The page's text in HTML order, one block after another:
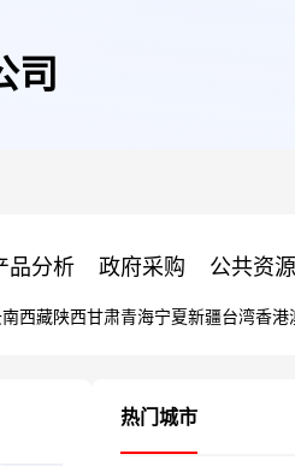
司
品分析 政府采购 公共资
西藏陕西甘肃青海宁夏新疆台湾香港
热门城市